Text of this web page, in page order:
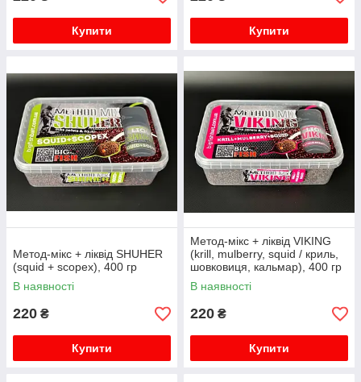
Купити Купити
Метод-мікс + ліквід SHUHER
(squid + scopex), 400 гр
В наявності
220 ₴
Купити
Метод-мікс + ліквід VIKING
(krill, mulberry, squid / криль,
шовковиця, кальмар), 400 гр
В наявності
220 ₴
Купити